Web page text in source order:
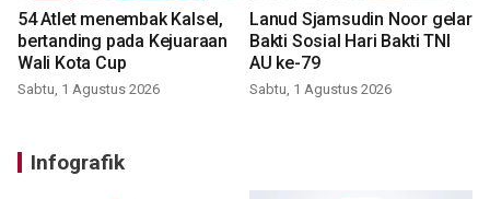
54 Atlet menembak Kalsel,
bertanding pada Kejuaraan
Wali Kota Cup
Sabtu, 1 Agustus 2026
Lanud Sjamsudin Noor gelar
Bakti Sosial Hari Bakti TNI
AU ke-79
Sabtu, 1 Agustus 2026
Infografik